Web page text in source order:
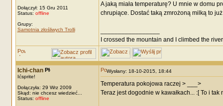
Dołączył: 15 Gru 2011
Status: offline
Grupy:
Samotnia złośliwych Trolli
A jaką miała temperaturę? U mnie w domu
chrupiące. Dostać taką zmrożoną milką to
I crossed the mountain and I climbed the
Ichi-chan
Ićsprite!
Dołączyła: 29 Wrz 2009
Skąd: nie chcesz wiedzieć...
Status: offline
Wysłany: 18-10-2015, 18:44
Temperatura pokojowa raczej > ___>
Teraz jest dogodnie w kawałkach... :[ To i